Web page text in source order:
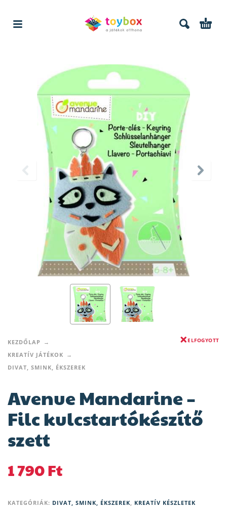
KEZDŐLAP
KREATÍV JÁTÉKOK
DIVAT, SMINK, ÉKSZEREK
ELFOGYOTT
Avenue Mandarine –
Filc kulcstartókészítő
szett
1 790Ft
KATEGÓRIÁK: DIVAT, SMINK, ÉKSZEREK, KREATÍV KÉSZLETEK